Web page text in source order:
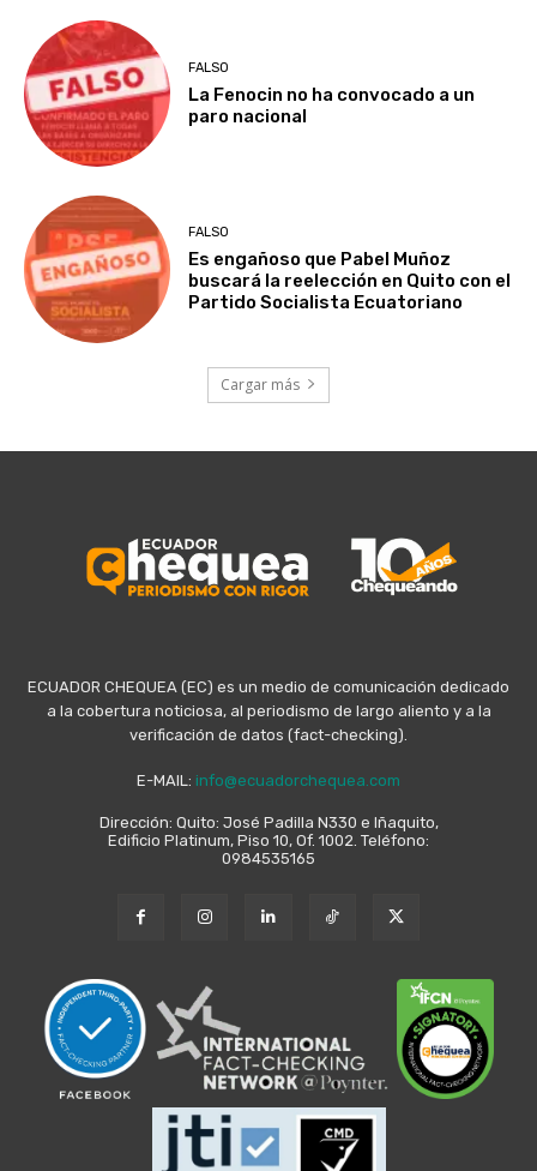
FALSO
La Fenocin no ha convocado a un
paro nacional
FALSO
Es engañoso que Pabel Muñoz
buscará la reelección en Quito con el
Partido Socialista Ecuatoriano
Cargar más
ECUADOR CHEQUEA (EC) es un medio de comunicación dedicado
a la cobertura noticiosa, al periodismo de largo aliento y a la
verificación de datos (fact-checking).
E-MAIL: info@ecuadorchequea.com
Dirección: Quito: José Padilla N330 e Iñaquito,
Edificio Platinum, Piso 10, Of. 1002. Teléfono:
0984535165